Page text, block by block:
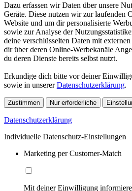
Dazu erfassen wir Daten über unsere
Geräte. Diese nutzen wir zur laufenden
Website und um dir personalisierte
sowie zur Analyse der
deine verschlüsselten Daten mit
dir über deren Online-Werbekanäle
du deren Dienste bereits selbst nutzt.
Erkundige dich bitte vor deiner
sowie in unsererDatenschutzerklärung.
Zustimmen Nur erforderliche
Datenschutzerklärung
Individuelle Datenschutz-Einstellungen
Marketing per Customer-Match
Mit deiner Einwilligung